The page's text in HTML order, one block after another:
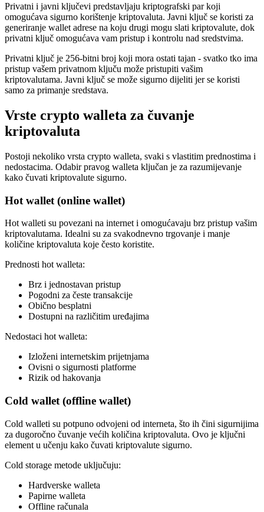
Privatni i javni ključevi predstavljaju kriptografski par koji
omogućava sigurno korištenje kriptovaluta. Javni ključ se koristi za
generiranje wallet adrese na koju drugi mogu slati kriptovalute, dok
privatni ključ omogućava vam pristup i kontrolu nad sredstvima.
Privatni ključ je 256-bitni broj koji mora ostati tajan - svatko tko ima
pristup vašem privatnom ključu može pristupiti vašim
kriptovalutama. Javni ključ se može sigurno dijeliti jer se koristi
samo za primanje sredstava.
Vrste crypto walleta za čuvanje
kriptovaluta
Postoji nekoliko vrsta crypto walleta, svaki s vlastitim prednostima i
nedostacima. Odabir pravog walleta ključan je za razumijevanje
kako čuvati kriptovalute sigurno.
Hot wallet (online wallet)
Hot walleti su povezani na internet i omogućavaju brz pristup vašim
kriptovalutama. Idealni su za svakodnevno trgovanje i manje
količine kriptovaluta koje često koristite.
Prednosti hot walleta:
Brz i jednostavan pristup
Pogodni za česte transakcije
Obično besplatni
Dostupni na različitim uređajima
Nedostaci hot walleta:
Izloženi internetskim prijetnjama
Ovisni o sigurnosti platforme
Rizik od hakovanja
Cold wallet (offline wallet)
Cold walleti su potpuno odvojeni od interneta, što ih čini sigurnijima
za dugoročno čuvanje većih količina kriptovaluta. Ovo je ključni
element u učenju kako čuvati kriptovalute sigurno.
Cold storage metode uključuju:
Hardverske walleta
Papirne walleta
Offline računala